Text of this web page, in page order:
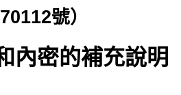
號）
內密的補充說明